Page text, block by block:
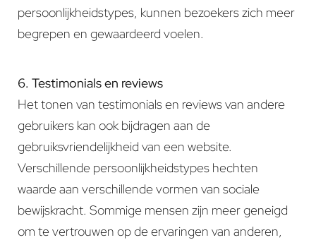
persoonlijkheidstypes, kunnen bezoekers zich meer
begrepen en gewaardeerd voelen.
6. Testimonials en reviews
Het tonen van testimonials en reviews van andere
gebruikers kan ook bijdragen aan de
gebruiksvriendelijkheid van een website.
Verschillende persoonlijkheidstypes hechten
waarde aan verschillende vormen van sociale
bewijskracht. Sommige mensen zijn meer geneigd
om te vertrouwen op de ervaringen van anderen,